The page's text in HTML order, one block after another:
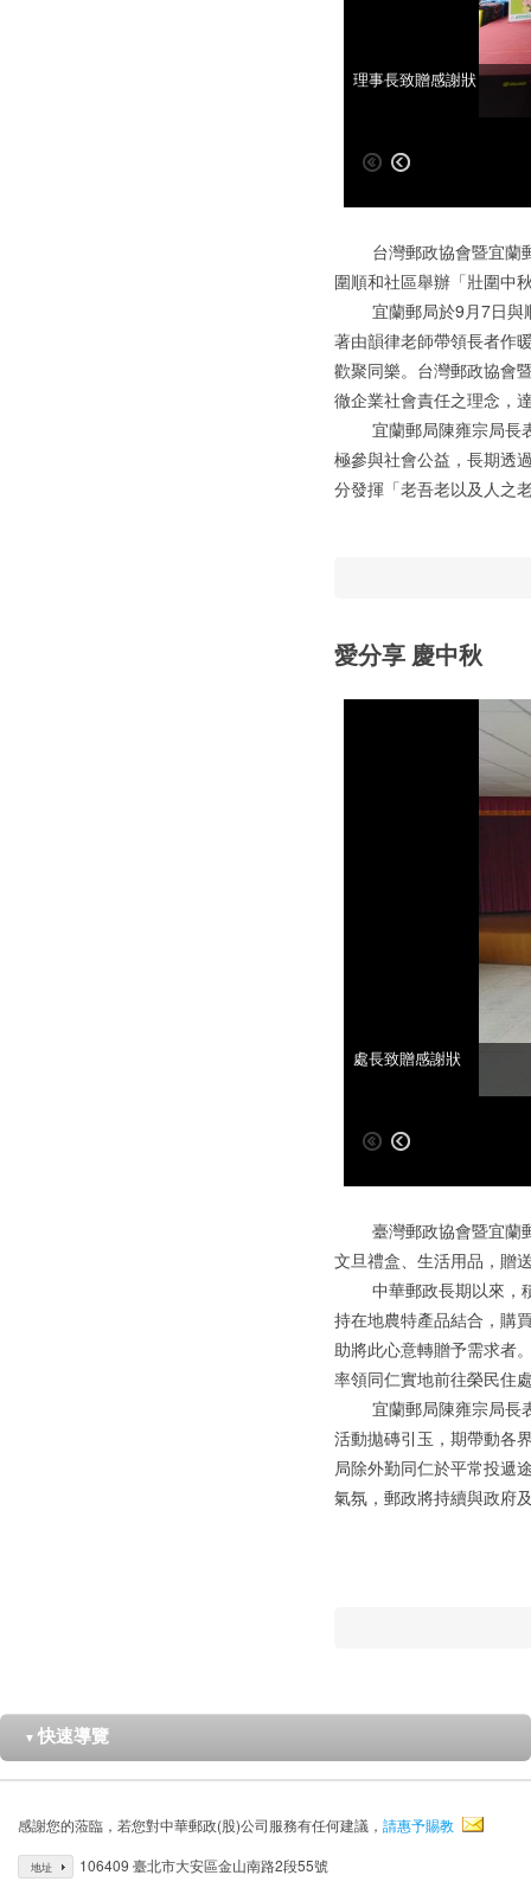
局長致詞
理事長致贈感謝狀
台灣郵政協會暨宜蘭郵
圍順和社區舉辦「壯圍中
宜蘭郵局於9月7日與順
著由韻律老師帶領長者作
歡聚同樂。台灣郵政協會
徹企業社會責任之理念，
宜蘭郵局陳雍宗局長表
極參與社會公益，長期透
分發揮「老吾老以及人之
愛分享 慶中秋
局長致詞
處長致贈感謝狀
臺灣郵政協會暨宜蘭郵
文旦禮盒、生活用品，贈
中華郵政長期以來，積
持在地農特產品結合，購
助將此心意轉贈予需求者
率領同仁實地前往榮民住
宜蘭郵局陳雍宗局長表
活動拋磚引玉，期帶動各
局除外勤同仁於平常投遞
氣氛，郵政將持續與政府
▼ 快速導覽
感謝您的蒞臨，若您對中華郵政(股)公司服務有任何建議， 請惠予賜教
地址 106409 臺北市大安區金山南路2段55號